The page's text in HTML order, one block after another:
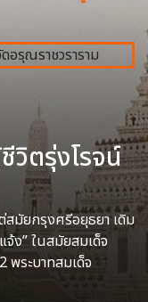
ชีวิตรุ่งโรจน์
สมัยกรุงศรีอยุธยา เดิม
จ้ง” ในสมัยสมเด็จ
พระบาทสมเด็จ